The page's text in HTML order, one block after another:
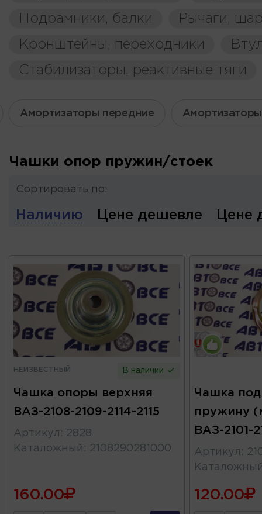
Подрамники, балки
Рычаги,
Кронштейны, переходники
Стабилизаторы, реактивные тяги
Амортизаторы передние
Чашки опор пружин/стоек
Сортировать по:
Наличию Цене дешевле Цене
НЕИЗВЕСТНЫЙ В наличии
Чашка опоры верхняя
ВАЗ-2108-2109-2114-2115
Артикул : 2828
Каталожный : 2108290281000
160.00
Чашка
пружину
ВАЗ-2101-
Артикул :
120.00